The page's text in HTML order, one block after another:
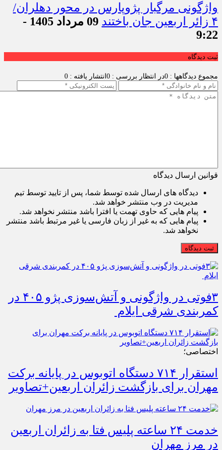
واژگونی مرگبار پژوپارس در محور دهلران/
۴ زائر اربعین جان باختند
09 مرداد 1405 -
9:22
ثبت دیدگاه
مجموع دیدگاهها : 0 در انتظار بررسی : 0 انتشار یافته : 0
قوانین ارسال دیدگاه
دیدگاه های ارسال شده توسط شما، پس از تایید توسط تیم
مدیریت در وب منتشر خواهد شد.
پیام هایی که حاوی تهمت یا افترا باشد منتشر نخواهد شد.
پیام هایی که به غیر از زبان فارسی یا غیر مرتبط باشد منتشر
نخواهد شد.
ثبت دیدگاه
۳فوتی در واژگونی و آتش‌سوزی پژو ۴۰۵ در
کمربندی شرقی ایلام
اختصاصی؛
استقرار ۷۱۴ دستگاه اتوبوس در پایانه برکت
مهران برای بازگشت زائران اربعین+تصاویر
خدمت ۲۴ ساعته پلیس فتا به زائران اربعین
در مرز مهران